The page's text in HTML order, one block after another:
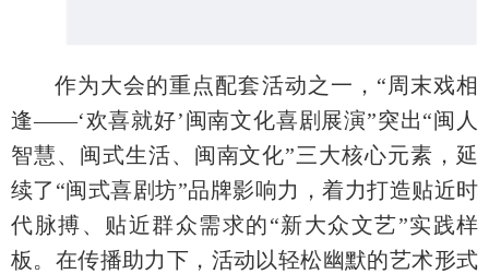
作为大会的重点配套活动之一，“周末戏相
逢——‘欢喜就好’闽南文化喜剧展演”突出“闽人
智慧、闽式生活、闽南文化”三大核心元素，延
续了“闽式喜剧坊”品牌影响力，着力打造贴近时
代脉搏、贴近群众需求的“新大众文艺”实践样
板。在传播助力下，活动以轻松幽默的艺术形式